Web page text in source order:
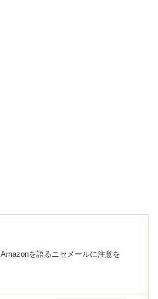
Amazonを語るニセメールに注意を